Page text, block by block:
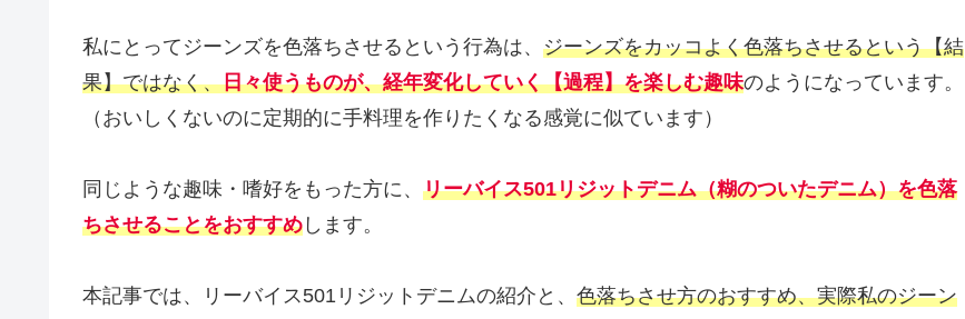
私にとってジーンズを色落ちさせるという行為は、 ジーンズをカッコよく色落ちさせるという【結
果】ではなく、日々使うものが、経年変化していく【過程】を楽しむ趣味のようになっています。
（おいしくないのに定期的に手料理を作りたくなる感覚に似ています）
同じような趣味・嗜好をもった方に、 リーバイス501リジットデニム（糊のついたデニム）を色落
ちさせることをおすすめ します。
本記事では、リーバイス501リジットデニムの紹介と、 色落ちさせ方のおすすめ、実際私のジーン